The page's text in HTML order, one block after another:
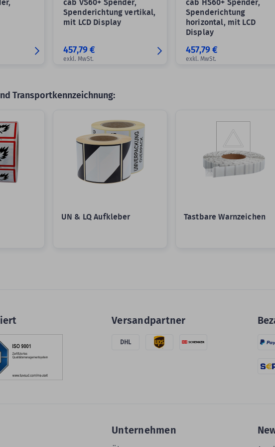
cab VS60+ Spender,
Spenderichtung vertikal,
mit LCD Display
457,79 €
exkl. MwSt.
cab HS60+ Spender,
Spenderichtung
horizontal, mit LCD
Display
457,79 €
exkl. MwSt.
Transportkennzeichnung:
UN & LQ Aufkleber Tastbare Warnzeichen
Versandpartner
DHL
Unternehmen